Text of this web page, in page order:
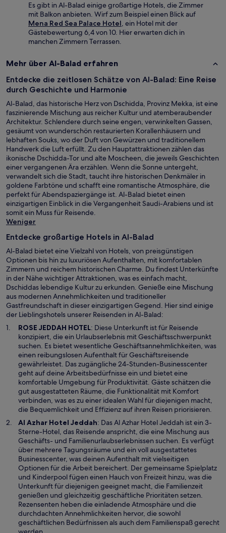
Es gibt in Al-Balad einige großartige Hotels, die Zimmer
mit Balkon anbieten. Wirf zum Beispiel einen Blick auf
Mena Red Sea Palace Hotel, ein Hotel mit der
Gästebewertung 6,4 von 10. Hier erwarten dich in
manchen Zimmern Terrassen.
Mehr über Al-Balad erfahren
Entdecke die zeitlosen Schätze von Al-Balad: Eine Reise
durch Geschichte und Harmonie
Al-Balad, das historische Herz von Dschidda, Provinz Mekka, ist eine
faszinierende Mischung aus reicher Kultur und atemberaubender
Architektur. Schlendere durch seine engen, verwinkelten Gassen,
gesäumt von wunderschön restaurierten Korallenhäusern und
lebhaften Souks, wo der Duft von Gewürzen und traditionellem
Handwerk die Luft erfüllt. Zu den Hauptattraktionen zählen das
ikonische Dschidda-Tor und alte Moscheen, die jeweils Geschichten
einer vergangenen Ära erzählen. Wenn die Sonne untergeht,
verwandelt sich die Stadt, taucht ihre historischen Denkmäler in
goldene Farbtöne und schafft eine romantische Atmosphäre, die
perfekt für Abendspaziergänge ist. Al-Balad bietet einen
einzigartigen Einblick in die Vergangenheit Saudi-Arabiens und ist
somit ein Muss für Reisende.
Weniger
Entdecke großartige Hotels in Al-Balad
Al-Balad bietet eine Vielzahl von Hotels, von preisgünstigen
Optionen bis hin zu luxuriösen Aufenthalten, mit komfortablen
Zimmern und reichem historischen Charme. Du findest Unterkünfte
in der Nähe wichtiger Attraktionen, was es einfach macht,
Dschiddas lebendige Kultur zu erkunden. Genieße eine Mischung
aus modernen Annehmlichkeiten und traditioneller
Gastfreundschaft in dieser einzigartigen Gegend. Hier sind einige
der Lieblingshotels unserer Reisenden in Al-Balad:
ROSE JEDDAH HOTELW
i
r
d
i
n
e
i
n
e
m
n
e
u
e
n
F
e
n
s
t
e
r
: Diese Unterkunft ist für Reisende
konzipiert, die ein Urlaubserlebnis mit Geschäftsschwerpunkt
suchen. Es bietet wesentliche Geschäftsannehmlichkeiten, was
einen reibungslosen Aufenthalt für Geschäftsreisende
gewährleistet. Das zugängliche 24-Stunden-Businesscenter
geht auf deine Arbeitsbedürfnisse ein und bietet eine
komfortable Umgebung für Produktivität. Gäste schätzen die
gut ausgestatteten Räume, die Funktionalität mit Komfort
verbinden, was es zu einer idealen Wahl für diejenigen macht,
die Bequemlichkeit und Effizienz auf ihren Reisen priorisieren.
Al Azhar Hotel JeddahW
i
r
d
i
n
e
i
n
e
m
n
: Das Al Azhar Hotel Jeddah ist ein 3-
Sterne-Hotel, das Reisende anspricht, die eine Mischung aus
Geschäfts- und Familienurlaubserlebnissen suchen. Es verfügt
über mehrere Tagungsräume und ein voll ausgestattetes
Businesscenter, was deinen Aufenthalt mit vielseitigen
Optionen für die Arbeit bereichert. Der gemeinsame Spielplatz
und Kinderpool fügen einen Hauch von Freizeit hinzu, was die
Unterkunft für diejenigen geeignet macht, die Familienzeit
genießen und gleichzeitig geschäftliche Prioritäten setzen.
Rezensenten heben die einladende Atmosphäre und die
durchdachten Annehmlichkeiten hervor, die sowohl
geschäftlichen Bedürfnissen als auch dem Familienspaß gerecht